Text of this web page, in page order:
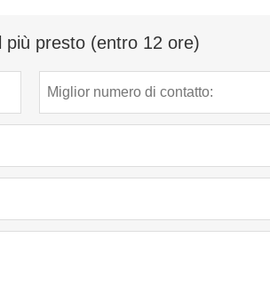
più presto (entro 12 ore)